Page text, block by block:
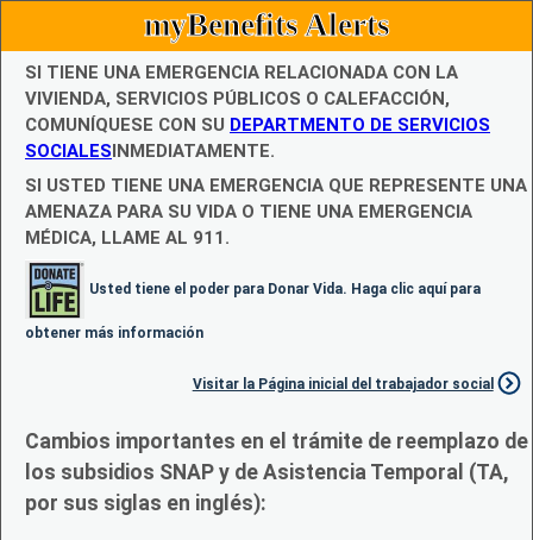
myBenefits Alerts
SI TIENE UNA EMERGENCIA RELACIONADA CON LA
VIVIENDA, SERVICIOS PÚBLICOS O CALEFACCIÓN,
COMUNÍQUESE CON SU DEPARTMENTO DE SERVICIOS
SOCIALESINMEDIATAMENTE.
SI USTED TIENE UNA EMERGENCIA QUE REPRESENTE UNA
AMENAZA PARA SU VIDA O TIENE UNA EMERGENCIA
MÉDICA, LLAME AL 911.
Usted tiene el poder para Donar Vida. Haga clic aquí para
obtener más información
Visitar la Página inicial del trabajador social
Cambios importantes en el trámite de reemplazo de
los subsidios SNAP y de Asistencia Temporal (TA,
por sus siglas en inglés):